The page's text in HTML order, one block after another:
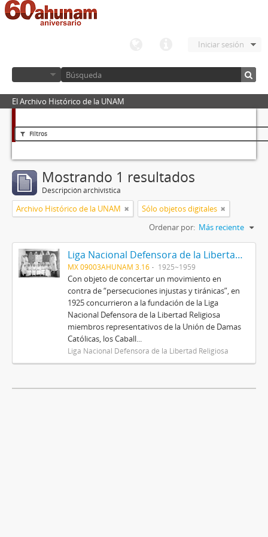
Iniciar sesión
El Archivo Histórico de la UNAM
Filtros
Mostrando 1 resultados
Descripción archivística
Archivo Histórico de la UNAM
Sólo objetos digitales
Ordenar por: Más reciente
Liga Nacional Defensora de la Libertad Religiosa
MX 09003AHUNAM 3.16 1925~1959
Con objeto de concertar un movimiento en
contra de “persecuciones injustas y tiránicas”, en
1925 concurrieron a la fundación de la Liga
Nacional Defensora de la Libertad Religiosa
miembros representativos de la Unión de Damas
Católicas, los Caball...
Liga Nacional Defensora de la Libertad Religiosa